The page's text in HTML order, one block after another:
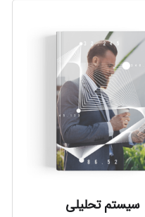
سیستم تحلیلی